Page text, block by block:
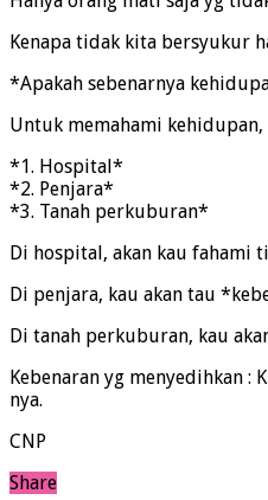
Kenapa tidak kita bersyukur
*Apakah sebenarnya
Untuk memahami
*1. Hospital*
*2. Penjara*
*3. Tanah perkuburan*
Di hospital, akan kau fahami
Di penjara, kau akan tau
Di tanah perkuburan, kau
Kebenaran yg menyedihkan
nya.
CNP
Share